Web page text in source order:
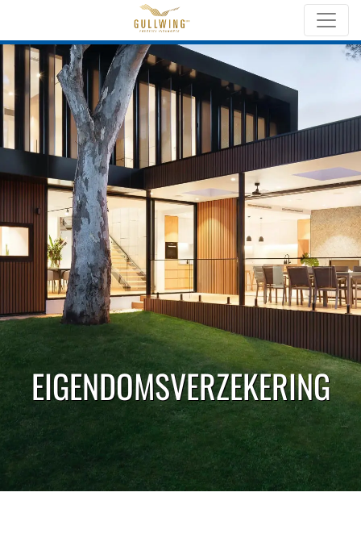
EIGENDOMSVERZEKERING